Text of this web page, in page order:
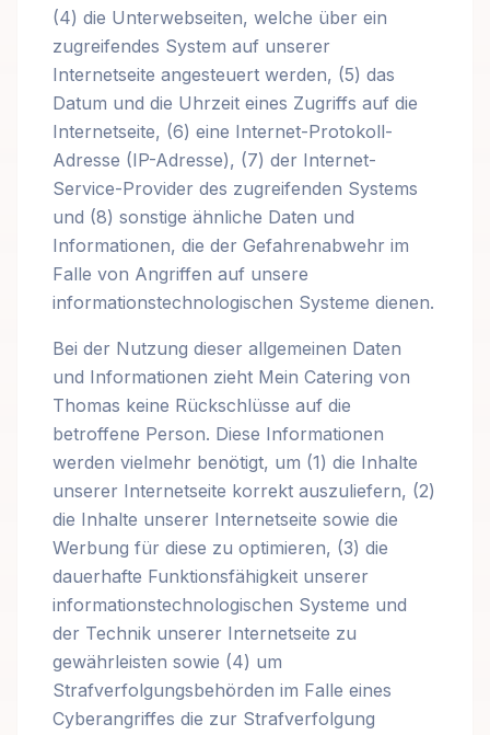
(4) die Unterwebseiten, welche über ein
zugreifendes System auf unserer
Internetseite angesteuert werden, (5) das
Datum und die Uhrzeit eines Zugriffs auf die
Internetseite, (6) eine Internet-Protokoll-
Adresse (IP-Adresse), (7) der Internet-
Service-Provider des zugreifenden Systems
und (8) sonstige ähnliche Daten und
Informationen, die der Gefahrenabwehr im
Falle von Angriffen auf unsere
informationstechnologischen Systeme dienen.
Bei der Nutzung dieser allgemeinen Daten
und Informationen zieht Mein Catering von
Thomas keine Rückschlüsse auf die
betroffene Person. Diese Informationen
werden vielmehr benötigt, um (1) die Inhalte
unserer Internetseite korrekt auszuliefern, (2)
die Inhalte unserer Internetseite sowie die
Werbung für diese zu optimieren, (3) die
dauerhafte Funktionsfähigkeit unserer
informationstechnologischen Systeme und
der Technik unserer Internetseite zu
gewährleisten sowie (4) um
Strafverfolgungsbehörden im Falle eines
Cyberangriffes die zur Strafverfolgung